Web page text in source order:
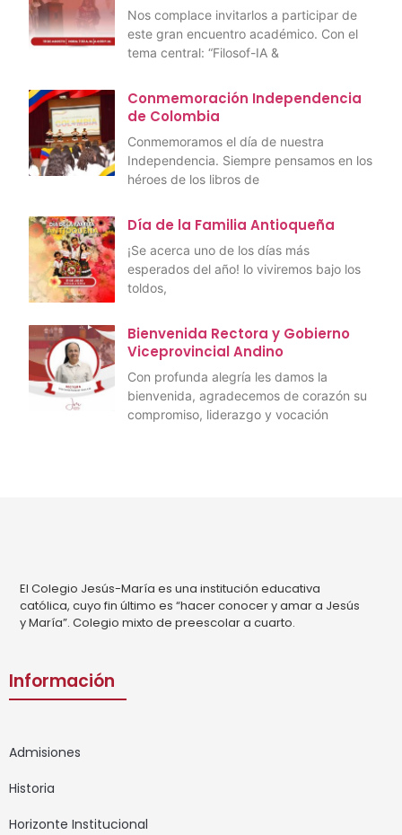
Nos complace invitarlos a participar de
este gran encuentro académico. Con el
tema central: “Filosof-IA &
Conmemoración Independencia
de Colombia
Conmemoramos el día de nuestra
Independencia. Siempre pensamos en los
héroes de los libros de
Día de la Familia Antioqueña
¡Se acerca uno de los días más
esperados del año! lo viviremos bajo los
toldos,
Bienvenida Rectora y Gobierno
Viceprovincial Andino
Con profunda alegría les damos la
bienvenida, agradecemos de corazón su
compromiso, liderazgo y vocación
El Colegio Jesús-María es una institución educativa
católica, cuyo fin último es “hacer conocer y amar a Jesús
y María”. Colegio mixto de preescolar a cuarto.
Información
Admisiones
Historia
Horizonte Institucional